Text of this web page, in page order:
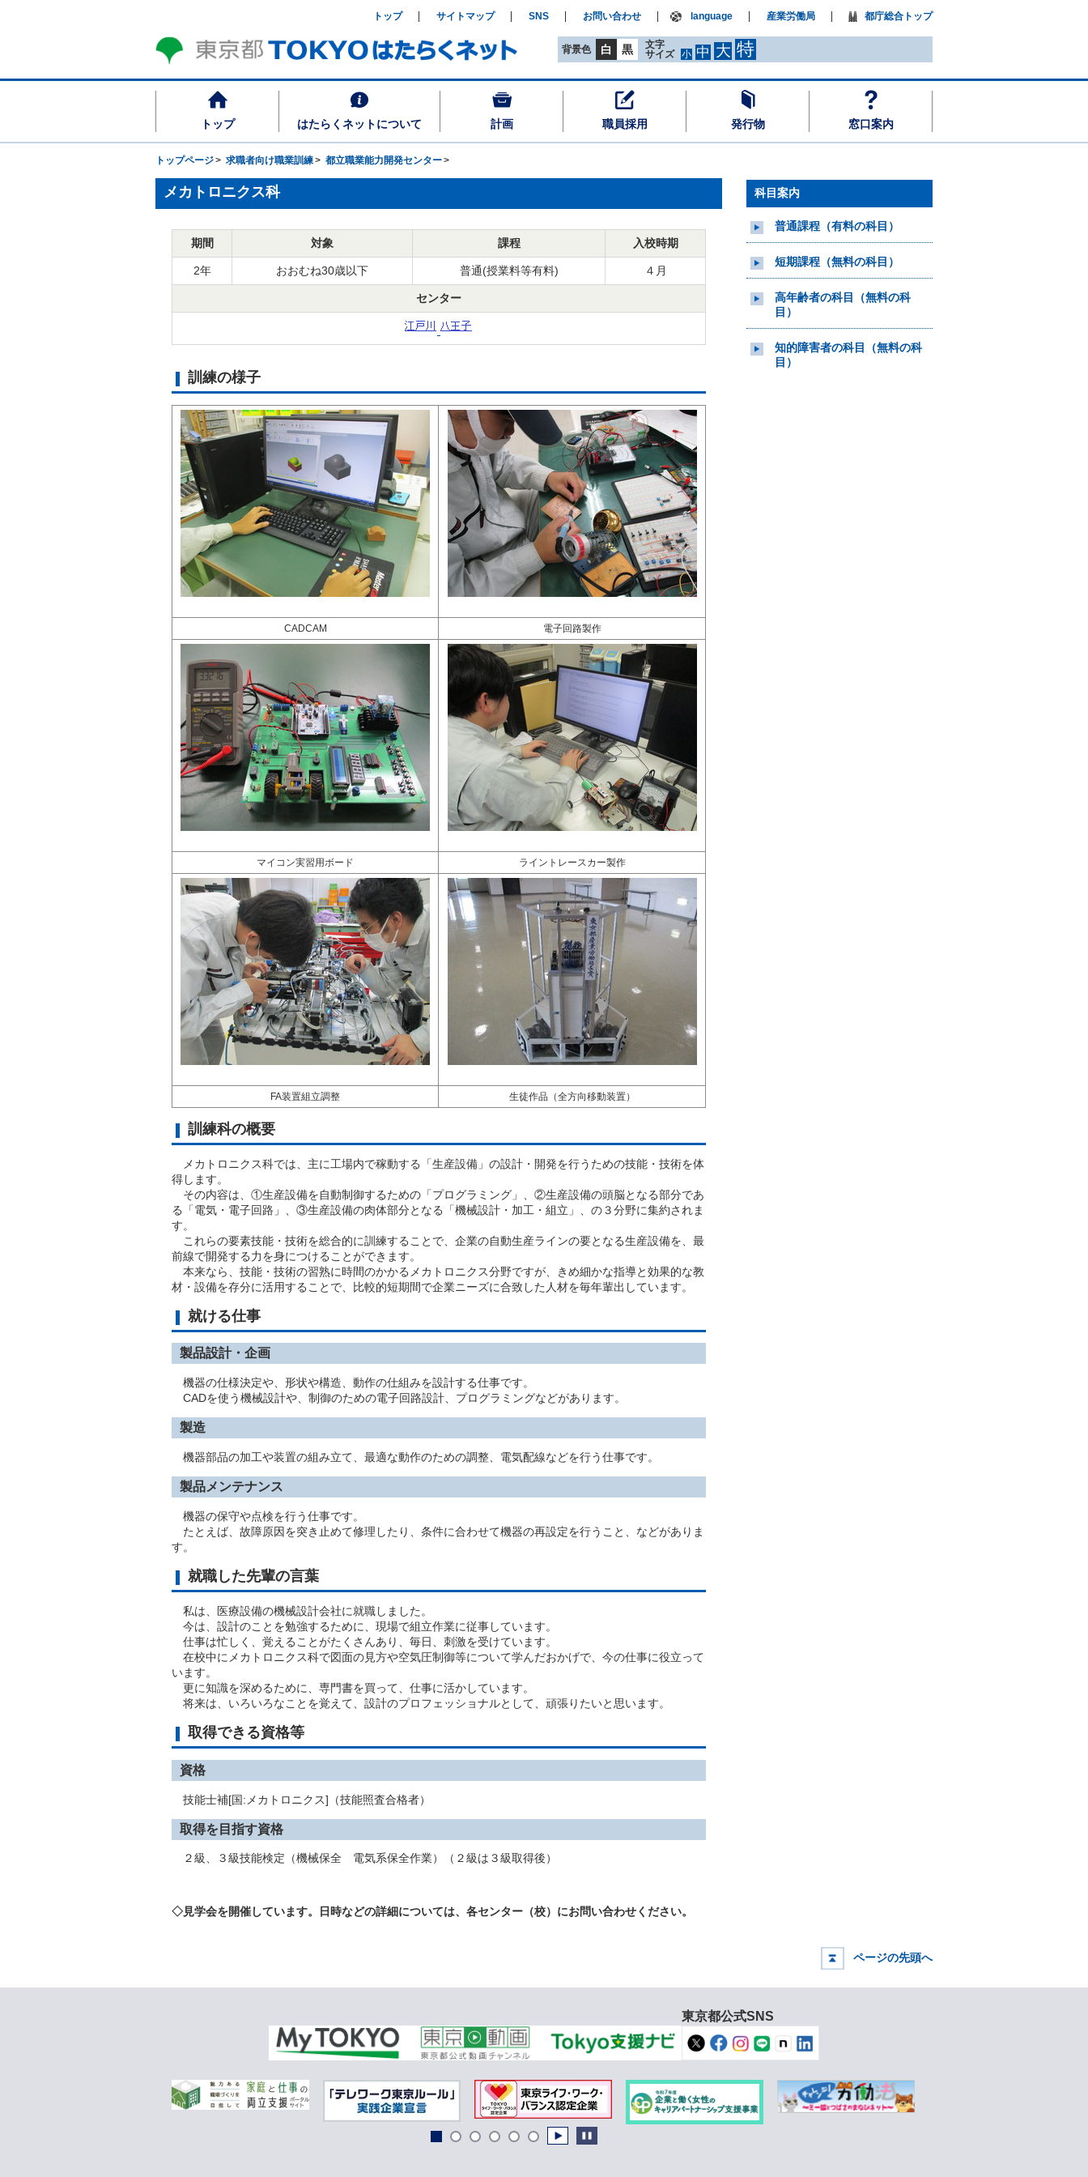
トップ はたらくネットについて 計画 職員採用 発行物 窓口案内
背景色 白 黒
文字
サイズ
小 中 大 特
トップ サイトマップ SNS お問い合わせ language 産業労働局 都庁総合トップ
トップページ 求職者向け職業訓練 都立職業能力開発センター
メカトロニクス科
期間 対象 課程 入校時期
2年 おおむね30歳以下 普通(授業料等有料) ４月
センター
訓練の様子
CADCAM 電子回路製作
マイコン実習用ボード ライントレースカー製作
FA装置組立調整 生徒作品（全方向移動装置）
訓練科の概要
メカトロニクス科では、主に工場内で稼動する「生産設備」の設計・開発を行うための技能・技術を体
得します。
その内容は、①生産設備を自動制御するための「プログラミング」、②生産設備の頭脳となる部分であ
る「電気・電子回路」、③生産設備の肉体部分となる「機械設計・加工・組立」、の３分野に集約されま
す。
これらの要素技能・技術を総合的に訓練することで、企業の自動生産ラインの要となる生産設備を、最
前線で開発する力を身につけることができます。
本来なら、技能・技術の習熟に時間のかかるメカトロニクス分野ですが、きめ細かな指導と効果的な教
材・設備を存分に活用することで、比較的短期間で企業ニーズに合致した人材を毎年輩出しています。
就ける仕事
製品設計・企画
機器の仕様決定や、形状や構造、動作の仕組みを設計する仕事です。
CADを使う機械設計や、制御のための電子回路設計、プログラミングなどがあります。
製造
機器部品の加工や装置の組み立て、最適な動作のための調整、電気配線などを行う仕事です。
製品メンテナンス
機器の保守や点検を行う仕事です。
たとえば、故障原因を突き止めて修理したり、条件に合わせて機器の再設定を行うこと、などがありま
す。
就職した先輩の言葉
私は、医療設備の機械設計会社に就職しました。
今は、設計のことを勉強するために、現場で組立作業に従事しています。
仕事は忙しく、覚えることがたくさんあり、毎日、刺激を受けています。
在校中にメカトロニクス科で図面の見方や空気圧制御等について学んだおかげで、今の仕事に役立って
います。
更に知識を深めるために、専門書を買って、仕事に活かしています。
将来は、いろいろなことを覚えて、設計のプロフェッショナルとして、頑張りたいと思います。
取得できる資格等
資格
技能士補[国:メカトロニクス]（技能照査合格者）
取得を目指す資格
２級、３級技能検定（機械保全 電気系保全作業）（２級は３級取得後）
◇見学会を開催しています。日時などの詳細については、各センター（校）にお問い合わせください。
科目案内
普通課程（有料の科目）
短期課程（無料の科目）
高年齢者の科目（無料の科
目）
知的障害者の科目（無料の科
目）
ページの先頭へ
東京都公式SNS